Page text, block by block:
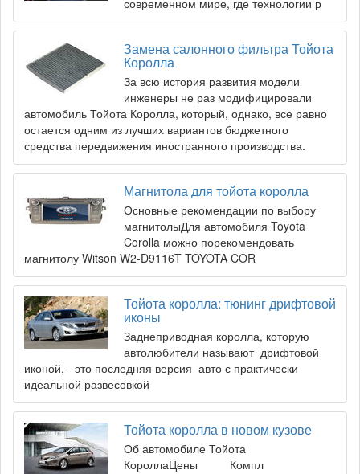
современном мире, где технологии р
Замена салонного фильтра Тойота
Королла
За всю история развития модели
инженеры не раз модифицировали
автомобиль Тойота Королла, который, однако, все равно
остается одним из лучших вариантов бюджетного
средства передвижения иностранного производства.
Магнитола для тойота королла
Основные рекомендации по выбору
магнитолыДля автомобиля Toyota
Corolla можно порекомендовать
магнитолу Witson W2-D9116T TOYOTA COR
Тойота королла: тюнинг дрифтовой
иконы
Заднеприводная королла, которую
автолюбители называют дрифтовой
иконой, - это последняя версия авто с практически
идеальной развесовкой
Тойота королла в новом кузове
Об автомобиле Тойота
КороллаЦены Компл